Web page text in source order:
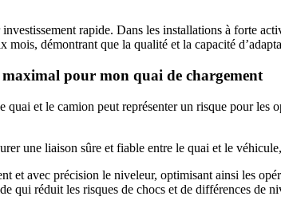
rapide. Dans les installations à forte
mois, démontrant que la qualité et la capacité
pour mon quai de chargement
et le camion peut représenter un risque pour les
une liaison sûre et fiable entre le quai et le
et avec précision le niveleur, optimisant ainsi les
qui réduit les risques de chocs et de différences de